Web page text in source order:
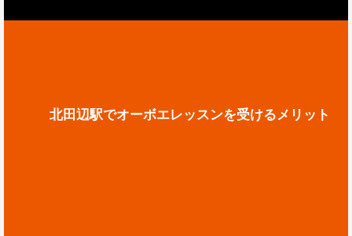
北田辺駅でオーボエレッスンを受けるメリット